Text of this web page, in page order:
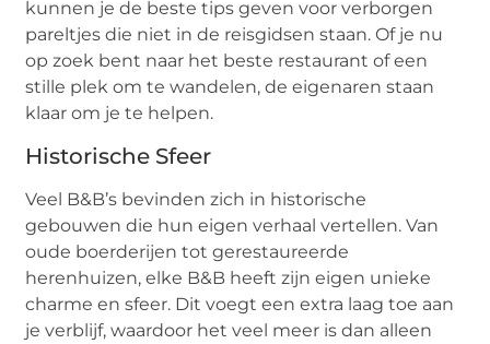
kunnen je de beste tips geven voor verborgen
pareltjes die niet in de reisgidsen staan. Of je nu
op zoek bent naar het beste restaurant of een
stille plek om te wandelen, de eigenaren staan
klaar om je te helpen.
Historische Sfeer
Veel B&B’s bevinden zich in historische
gebouwen die hun eigen verhaal vertellen. Van
oude boerderijen tot gerestaureerde
herenhuizen, elke B&B heeft zijn eigen unieke
charme en sfeer. Dit voegt een extra laag toe aan
je verblijf, waardoor het veel meer is dan alleen